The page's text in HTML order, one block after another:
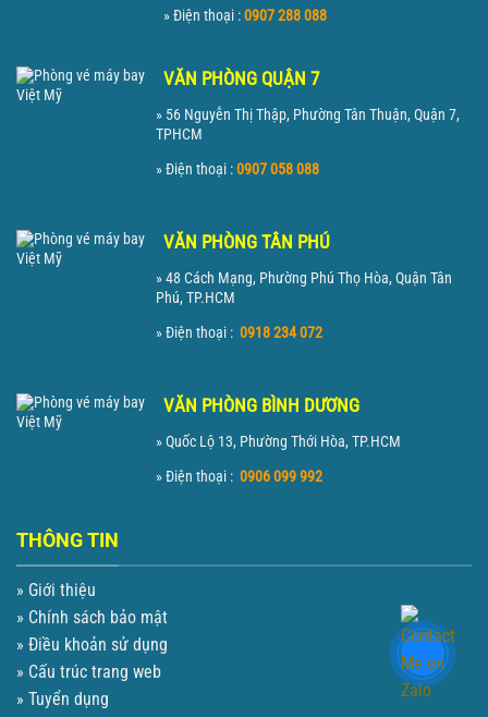
» Điện thoại :0907 288 088
VĂN PHÒNG QUẬN 7
» 56 Nguyễn Thị Thập, Phường Tân Thuận, Quận 7,
TPHCM
» Điện thoại :0907 058 088
VĂN PHÒNG TÂN PHÚ
» 48 Cách Mạng, Phường Phú Thọ Hòa, Quận Tân
Phú, TP.HCM
» Điện thoại : 0918 234 072
VĂN PHÒNG BÌNH DƯƠNG
» Quốc Lộ 13, Phường Thới Hòa, TP.HCM
» Điện thoại : 0906 099 992
THÔNG TIN
» Giới thiệu
» Chính sách bảo mật
» Điều khoản sử dụng
» Cấu trúc trang web
» Tuyển dụng